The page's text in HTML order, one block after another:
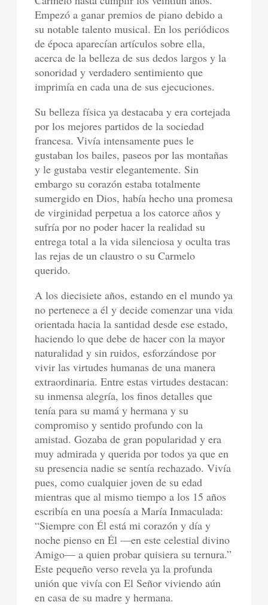
Empezó a ganar premios de piano debido a
su notable talento musical. En los periódicos
de época aparecían artículos sobre ella,
acerca de la belleza de sus dedos largos y la
sonoridad y verdadero sentimiento que
imprimía en cada una de sus ejecuciones.
Su belleza física ya destacaba y era cortejada
por los mejores partidos de la sociedad
francesa. Vivía intensamente pues le
gustaban los bailes, paseos por las montañas
y le gustaba vestir elegantemente. Sin
embargo su corazón estaba totalmente
sumergido en Dios, había hecho una promesa
de virginidad perpetua a los catorce años y
sufría por no poder hacer la realidad su
entrega total a la vida silenciosa y oculta tras
las rejas de un claustro o su Carmelo
querido.
A los diecisiete años, estando en el mundo ya
no pertenece a él y decide comenzar una vida
orientada hacia la santidad desde ese estado,
haciendo lo que debe de hacer con la mayor
naturalidad y sin ruidos, esforzándose por
vivir las virtudes humanas de una manera
extraordinaria. Entre estas virtudes destacan:
su inmensa alegría, los finos detalles que
tenía para su mamá y hermana y su
compromiso y sentido profundo con la
amistad. Gozaba de gran popularidad y era
muy admirada y querida por todos ya que en
su presencia nadie se sentía rechazado. Vivía
pues, como cualquier joven de su edad
mientras que al mismo tiempo a los 15 años
escribía en una poesía a María Inmaculada:
“Siempre con Él está mi corazón y día y
noche pienso en Él —en este celestial divino
Amigo— a quien probar quisiera su ternura.”
Este pequeño verso revela ya la profunda
unión que vivía con El Señor viviendo aún
en casa de su madre y hermana.